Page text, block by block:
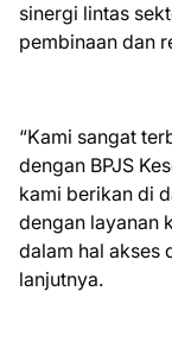
sinergi lintas
pembinaan dan
“Kami sangat
dengan BPJS
kami berikan di
dengan layanan
dalam hal akses
lanjutnya.